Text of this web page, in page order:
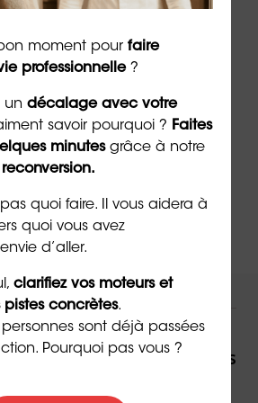
, docteur en
et PDG du groupe
ACCOMPAGNONS !
être accompagné(e) dans
moment pour faire
professionnelle?
un décalage avec votre
savoir pourquoi ? Faites
minutesgrâce à notre
pas quoi faire. Il vous aidera à
quoi vous avez
d’aller.
clarifiez vos moteurs et
pistes concrètes.
personnes sont déjà passées
Pourquoi pas vous ?